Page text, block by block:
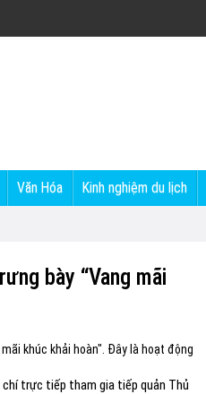
Văn Hóa Kinh nghiệm du lịch
bày “Vang mãi
khúc khải hoàn". Đây là hoạt động
trực tiếp tham gia tiếp quản Thủ